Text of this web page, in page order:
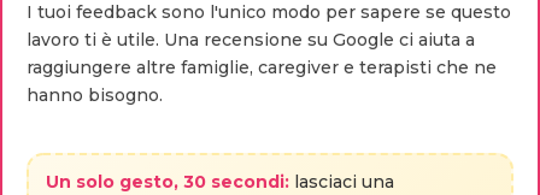
I tuoi feedback sono l'unico modo per sapere se questo
lavoro ti è utile. Una recensione su Google ci aiuta a
raggiungere altre famiglie, caregiver e terapisti che ne
hanno bisogno.
Un solo gesto, 30 secondi: lasciaci una